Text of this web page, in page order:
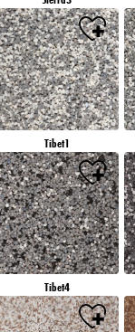
Tibet1
Tibet4